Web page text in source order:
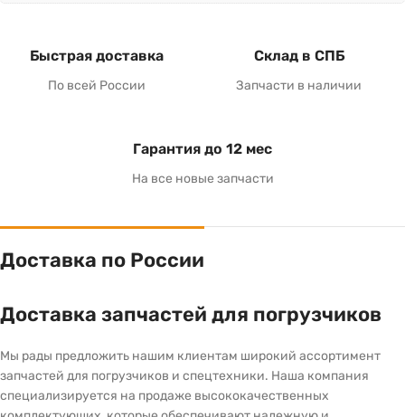
Быстрая доставка
По всей России
Склад в СПБ
Запчасти в наличии
Гарантия до 12 мес
На все новые запчасти
Доставка по России
Доставка запчастей для погрузчиков
Мы рады предложить нашим клиентам широкий ассортимент
запчастей для погрузчиков и спецтехники. Наша компания
специализируется на продаже высококачественных